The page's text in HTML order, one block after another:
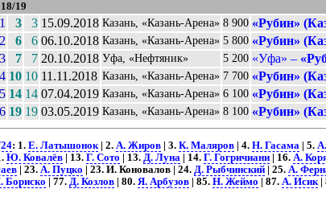
19
1 3 3 15.09.2018 Казань, «Казань-Арена» 8 900 «Рубин»
2 6 6 06.10.2018 Казань, «Казань-Арена» 5 800 «Рубин»
3 7 7 20.10.2018 Уфа, «Нефтяник» 5 200 «Уфа» –
4 10 10 11.11.2018 Казань, «Казань-Арена» 7 700 «Рубин»
5 14 14 07.04.2019 Казань, «Казань-Арена» 6 100 «Рубин»
6 19 19 03.05.2019 Казань, «Казань-Арена» 8 100 «Рубин»
: 1. Е. Латышонок| 2. А. Жиров| 3. К. Маляров| 4. Н. Гасама | 5.
Ю. Ковалёв| 13. Г. Сото | 13. Д. Луна | 14. Г. Гогричиани| 16. А.
| 23. А. Пуцко | 23. И. Коновалов | 24. Д. Рыбчинский| 25. А.
Бориско | 77. Д. Козлов| 80. Я. Арбузов| 85. Н. Жеймо | 87. А. Исик|